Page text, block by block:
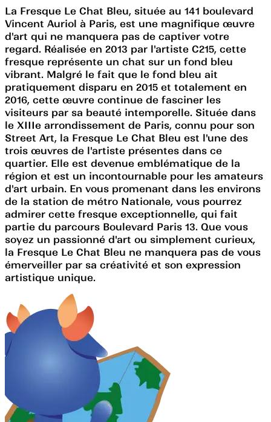
La Fresque Le Chat Bleu, située au 141 boulevard
Vincent Auriol à Paris, est une magnifique œuvre
d'art qui ne manquera pas de captiver votre
regard. Réalisée en 2013 par l'artiste C215, cette
fresque représente un chat sur un fond bleu
vibrant. Malgré le fait que le fond bleu ait
pratiquement disparu en 2015 et totalement en
2016, cette œuvre continue de fasciner les
visiteurs par sa beauté intemporelle. Située dans
le XIIIe arrondissement de Paris, connu pour son
Street Art, la Fresque Le Chat Bleu est l'une des
trois œuvres de l'artiste présentes dans ce
quartier. Elle est devenue emblématique de la
région et est un incontournable pour les amateurs
d'art urbain. En vous promenant dans les environs
de la station de métro Nationale, vous pourrez
admirer cette fresque exceptionnelle, qui fait
partie du parcours Boulevard Paris 13. Que vous
soyez un passionné d'art ou simplement curieux,
la Fresque Le Chat Bleu ne manquera pas de vous
émerveiller par sa créativité et son expression
artistique unique.